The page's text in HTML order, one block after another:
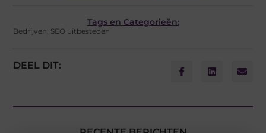
Tags en Categorieën:
Bedrijven, SEO uitbesteden
DEEL DIT: